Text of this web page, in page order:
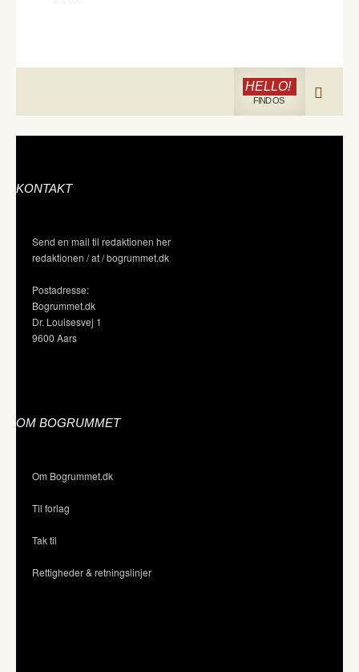
HELLO!
FIND OS
KONTAKT
Send en mail til redaktionen her
redaktionen / at / bogrummet.dk
Postadresse:
Bogrummet.dk
Dr. Louisesvej 1
9600 Aars
OM BOGRUMMET
Om Bogrummet.dk
Til forlag
Tak til
Rettigheder & retningslinjer